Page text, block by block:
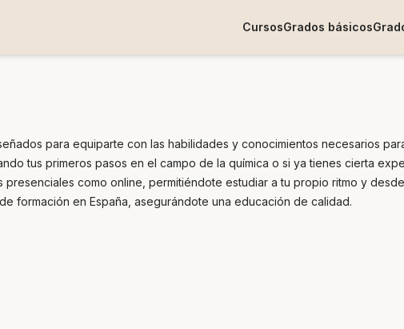
CursosGrados básicos
para equiparte con las habilidades y conocimientos necesarios
tus primeros pasos en el campo de la química o si ya tienes cierta
como online, permitiéndote estudiar a tu propio ritmo y
formación en España, asegurándote una educación de calidad.